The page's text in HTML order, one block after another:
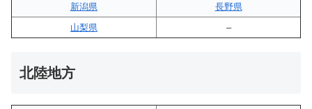
新潟県
長野県
山梨県
–
北陸地方